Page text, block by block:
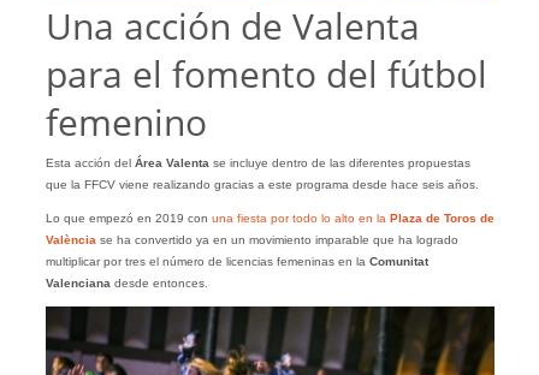
Una acción de Valenta
para el fomento del fútbol
femenino
Esta acción del Área Valenta se incluye dentro de las diferentes propuestas
que la FFCV viene realizando gracias a este programa desde hace seis años.
Lo que empezó en 2019 con una fiesta por todo lo alto en la Plaza de Toros de
València se ha convertido ya en un movimiento imparable que ha logrado
multiplicar por tres el número de licencias femeninas en la Comunitat
Valenciana desde entonces.